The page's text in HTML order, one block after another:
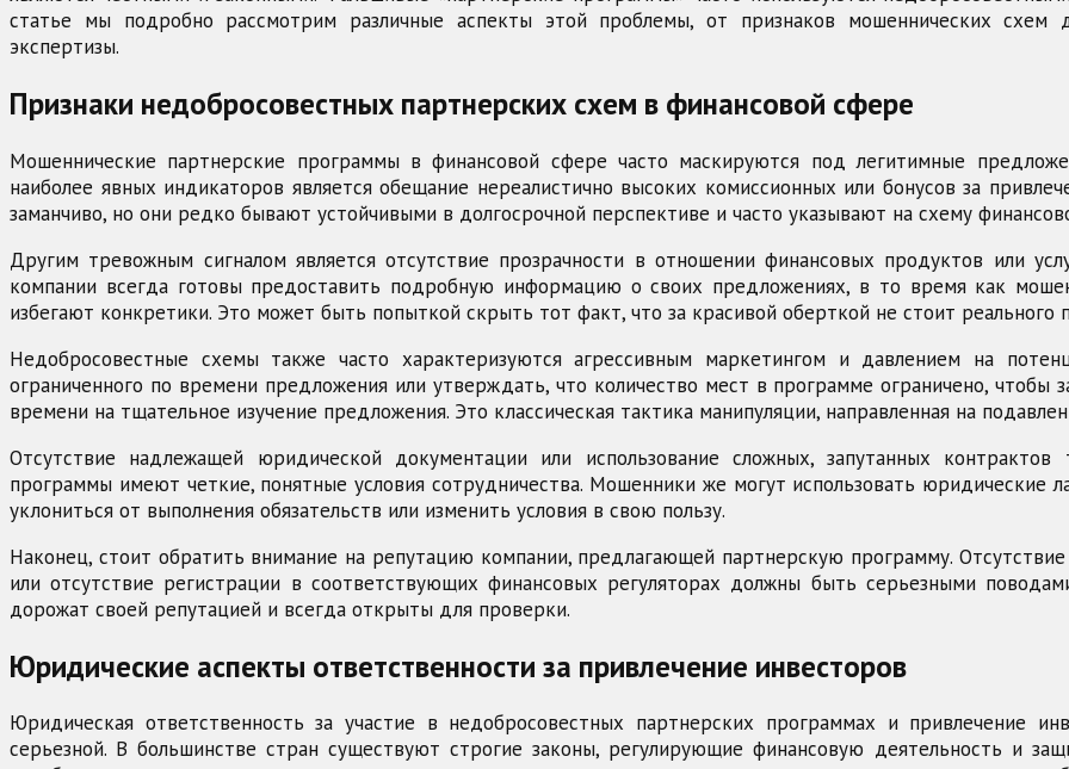
статье мы подробно рассмотрим различные аспекты этой проблемы, от признаков мошеннических схем
экспертизы.
Признаки недобросовестных партнерских схем в финансовой сфере
Мошеннические партнерские программы в финансовой сфере часто маскируются под легитимные
наиболее явных индикаторов является обещание нереалистично высоких комиссионных или бонусов за
заманчиво, но они редко бывают устойчивыми в долгосрочной перспективе и часто указывают на схему
Другим тревожным сигналом является отсутствие прозрачности в отношении финансовых продуктов или
компании всегда готовы предоставить подробную информацию о своих предложениях, в то время как
избегают конкретики. Это может быть попыткой скрыть тот факт, что за красивой оберткой не стоит реального
Недобросовестные схемы также часто характеризуются агрессивным маркетингом и давлением на
ограниченного по времени предложения или утверждать, что количество мест в программе ограничено,
времени на тщательное изучение предложения. Это классическая тактика манипуляции, направленная на
Отсутствие надлежащей юридической документации или использование сложных, запутанных
программы имеют четкие, понятные условия сотрудничества. Мошенники же могут использовать юридические
уклониться от выполнения обязательств или изменить условия в свою пользу.
Наконец, стоит обратить внимание на репутацию компании, предлагающей партнерскую программу.
или отсутствие регистрации в соответствующих финансовых регуляторах должны быть серьезными
дорожат своей репутацией и всегда открыты для проверки.
Юридические аспекты ответственности за привлечение инвесторов
Юридическая ответственность за участие в недобросовестных партнерских программах и привлечение
серьезной. В большинстве стран существуют строгие законы, регулирующие финансовую деятельность и